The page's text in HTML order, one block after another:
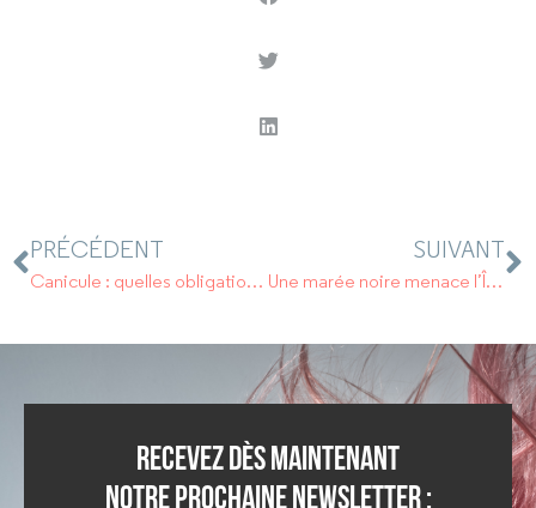
PRÉCÉDENT
Canicule : quelles obligations pour l’employeur ?
SUIVANT
Une marée noire menace l’Île Maurice depuis le 6 août. Une technique étonnante est mise en place: une barrière faites de bouées de cheveux.
Recevez dès maintenant
notre prochaine newsletter :